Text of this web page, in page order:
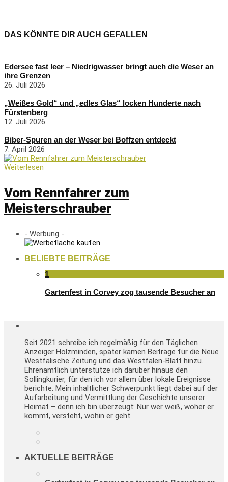
DAS KÖNNTE DIR AUCH GEFALLEN
Edersee fast leer – Niedrigwasser bringt auch die Weser an
ihre Grenzen
26. Juli 2026
„Weißes Gold“ und „edles Glas“ locken Hunderte nach
Fürstenberg
12. Juli 2026
Biber-Spuren an der Weser bei Boffzen entdeckt
7. April 2026
Weiterlesen
Vom Rennfahrer zum
Meisterschrauber
- Werbung -
BELIEBTE BEITRÄGE
1
Gartenfest in Corvey zog tausende Besucher an
Seit 2021 schreibe ich regelmäßig für den Täglichen
Anzeiger Holzminden, später kamen Beiträge für die Neue
Westfälische Zeitung und das Westfalen-Blatt hinzu.
Ehrenamtlich unterstütze ich darüber hinaus den
Sollingkurier, für den ich vor allem über lokale Ereignisse
berichte. Mein inhaltlicher Schwerpunkt liegt dabei auf der
Aufarbeitung und Vermittlung der Geschichte unserer
Heimat – denn ich bin überzeugt: Nur wer weiß, woher er
kommt, versteht, wohin er geht.
AKTUELLE BEITRÄGE